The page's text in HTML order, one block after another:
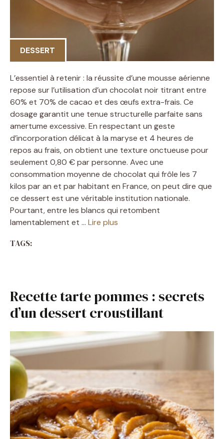
DESSERT
L’essentiel à retenir : la réussite d’une mousse aérienne
repose sur l’utilisation d’un chocolat noir titrant entre
60% et 70% de cacao et des œufs extra-frais. Ce
dosage garantit une tenue structurelle parfaite sans
amertume excessive. En respectant un geste
d’incorporation délicat à la maryse et 4 heures de
repos au frais, on obtient une texture onctueuse pour
seulement 0,80 € par personne. Avec une
consommation moyenne de chocolat qui frôle les 7
kilos par an et par habitant en France, on peut dire que
ce dessert est une véritable institution nationale.
Pourtant, entre les blancs qui retombent
lamentablement et … Lire plus
TAGS:
Recette tarte pommes : secrets
d’un dessert croustillant